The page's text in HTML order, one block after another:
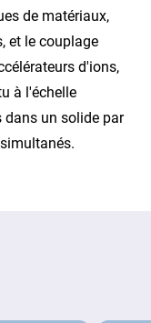
de matériaux,
et le couplage
d'ions,
à l'échelle
un solide par